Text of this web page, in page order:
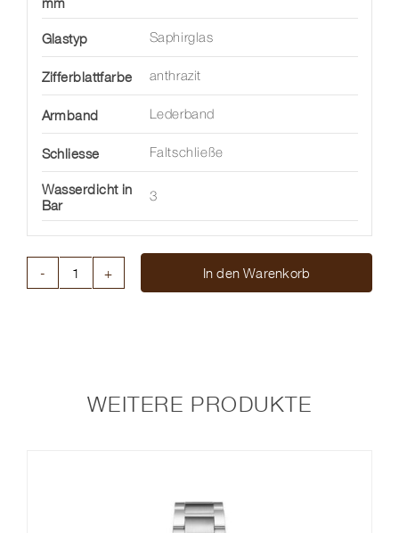
Glastyp Saphirglas
Zifferblattfarbe anthrazit
Armband Lederband
Schliesse Faltschließe
Wasserdicht in
Bar
3
In den Warenkorb
WEITERE PRODUKTE